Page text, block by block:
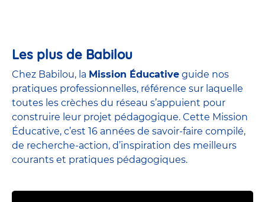
Les plus de Babilou
Chez Babilou, la Mission Éducative guide nos
pratiques professionnelles, référence sur laquelle
toutes les crèches du réseau s’appuient pour
construire leur projet pédagogique. Cette Mission
Éducative, c’est 16 années de savoir-faire compilé,
de recherche-action, d’inspiration des meilleurs
courants et pratiques pédagogiques.